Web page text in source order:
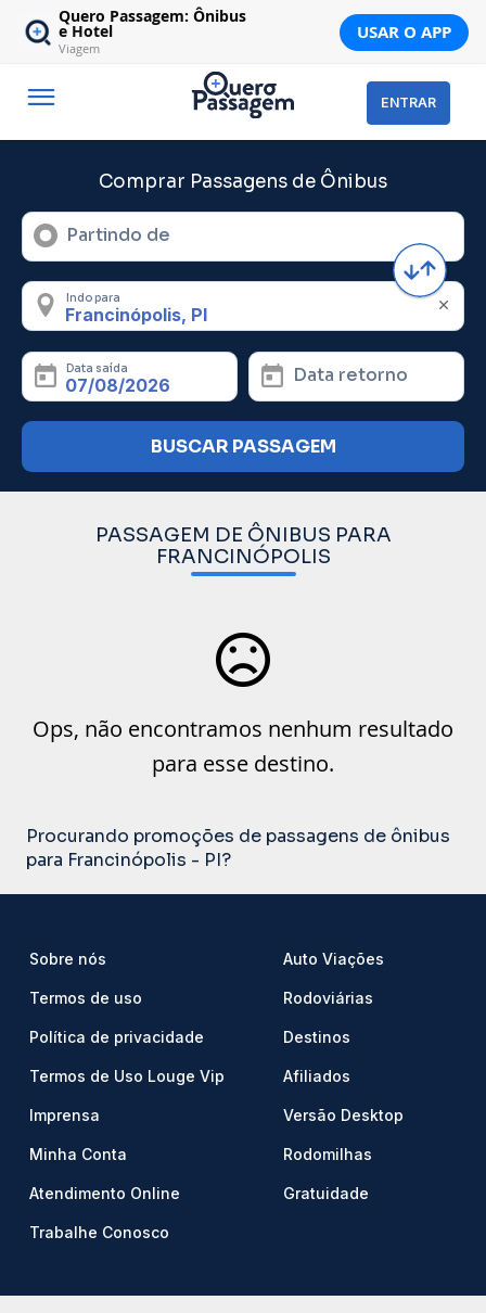
Quero Passagem: Ônibus
e Hotel
Viagem
USAR O APP
ENTRAR
Comprar Passagens de Ônibus
Partindo de
Indo para
Data saída Data retorno
BUSCAR PASSAGEM
PASSAGEM DE ÔNIBUS PARA
FRANCINÓPOLIS
Ops, não encontramos nenhum resultado
para esse destino.
Procurando promoções de passagens de ônibus
para Francinópolis - PI?
Sobre nós
Termos de uso
Política de privacidade
Termos de Uso Louge Vip
Imprensa
Minha Conta
Atendimento Online
Trabalhe Conosco
Auto Viações
Rodoviárias
Destinos
Afiliados
Versão Desktop
Rodomilhas
Gratuidade